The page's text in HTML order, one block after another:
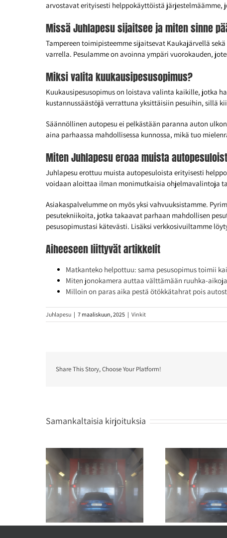
arvostavat erityisesti helppokäyttöistä
Missä Juhlapesu sijaitsee ja miten sinne
Tampereen toimipisteemme sijaitsevat Kaukajärvellä
varrella. Pesulamme on avoinna ympäri vuorokauden,
Miksi valita kuukausipesusopimus?
Kuukausipesusopimus on loistava valinta kaikille, jotka
kustannussäästöjä verrattuna yksittäisiin pesuihin, sillä
Säännöllinen autopesu ei pelkästään paranna auton
aina parhaassa mahdollisessa kunnossa, mikä tuo
Miten Juhlapesu eroaa muista
Juhlapesu erottuu muista autopesuloista erityisesti
voidaan aloittaa ilman monimutkaisia ohjelmavalintoja
Asiakaspalvelumme on myös yksi vahvuuksistamme.
pesutekniikoita, jotka takaavat parhaan mahdollisen
pesusopimustasi kätevästi. Lisäksi verkkosivuiltamme
Aiheeseen liittyvät artikkelit
Matkanteko helpottuu: sama pesusopimus toimii
Miten jonokamera auttaa välttämään ruuhka-
Milloin on paras aika pestä ötökkätahrat pois
Juhlapesu | 7 maaliskuun, 2025 | Vinkit
Share This Story, Choose Your Platform!
Samankaltaisia kirjoituksia
Näin poistat savun hajun
autosta